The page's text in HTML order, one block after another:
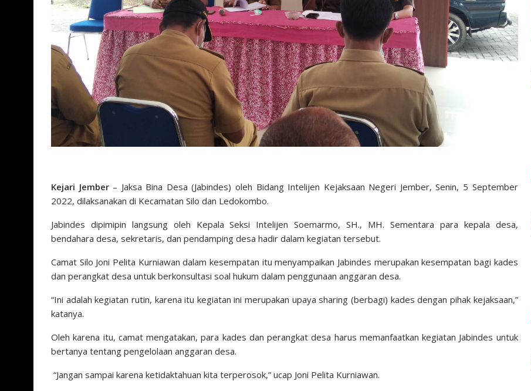
Kejari Jember– Jaksa Bina Desa (Jabindes) oleh Bidang Intelijen Kejaksaan Negeri Jember, Senin, 5 September
2022, dilaksanakan di Kecamatan Silo dan Ledokombo.
Jabindes dipimipin langsung oleh Kepala Seksi Intelijen Soemarmo, SH., MH. Sementara para kepala desa,
bendahara desa, sekretaris, dan pendamping desa hadir dalam kegiatan tersebut.
Camat Silo Joni Pelita Kurniawan dalam kesempatan itu menyampaikan Jabindes merupakan kesempatan bagi kades
dan perangkat desa untuk berkonsultasi soal hukum dalam penggunaan anggaran desa.
“Ini adalah kegiatan rutin, karena itu kegiatan ini merupakan upaya sharing (berbagi) kades dengan pihak kejaksaan,”
katanya.
Oleh karena itu, camat mengatakan, para kades dan perangkat desa harus memanfaatkan kegiatan Jabindes untuk
bertanya tentang pengelolaan anggaran desa.
“Jangan sampai karena ketidaktahuan kita terperosok,” ucap Joni Pelita Kurniawan.